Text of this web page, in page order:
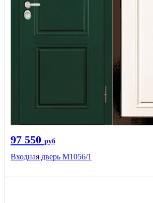
97 550 руб
Входная дверь М1056/1